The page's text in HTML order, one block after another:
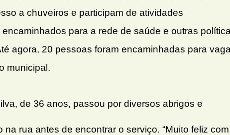
a chuveiros e participam de atividades
para a rede de saúde e outras
agora, 20 pessoas foram encaminhadas para
municipal.
de 36 anos, passou por diversos abrigos e
rua antes de encontrar o serviço. “Muito feliz